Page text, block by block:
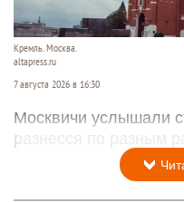
Кремль. Москва.
altapress.ru
7 августа 2026 в 16:30
Москвичи услышали
разнесся по разным